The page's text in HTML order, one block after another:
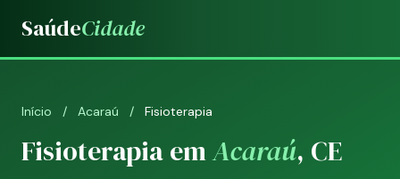
SaúdeCidade
Início / Acaraú / Fisioterapia
Fisioterapia emAcaraú, CE